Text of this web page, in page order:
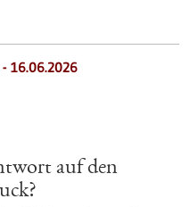
16.06.2026
auf den